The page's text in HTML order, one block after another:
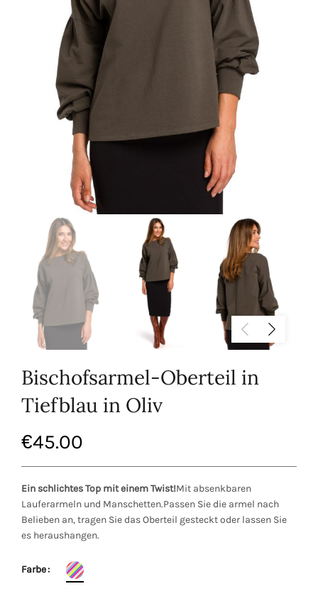
Bischofsarmel-Oberteil in
Tiefblau in Oliv
€45.00
Ein schlichtes Top mit einem Twist!Mit absenkbaren
Lauferarmeln und Manschetten.Passen Sie die armel nach
Belieben an, tragen Sie das Oberteil gesteckt oder lassen Sie
es heraushangen.
Farbe